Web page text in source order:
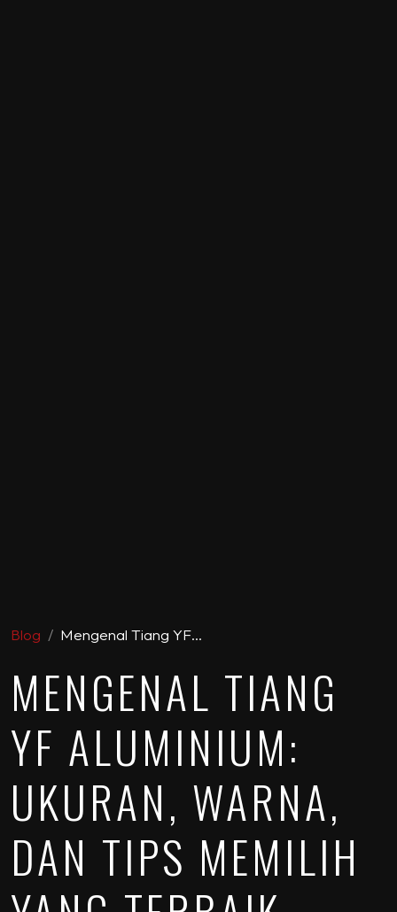
Blog Mengenal Tiang YF…
MENGENAL TIANG
YF ALUMINIUM:
UKURAN, WARNA,
DAN TIPS MEMILIH